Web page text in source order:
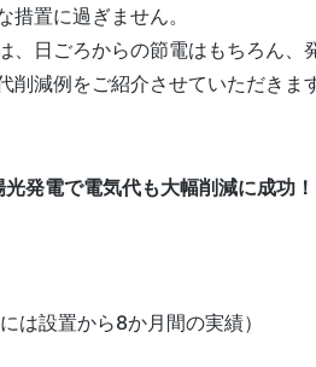
置に過ぎません。
、日ごろからの節電はもちろん
減例をご紹介させていただきます
発電で電気代も大幅削減に成功！
設置から8か月間の実績）